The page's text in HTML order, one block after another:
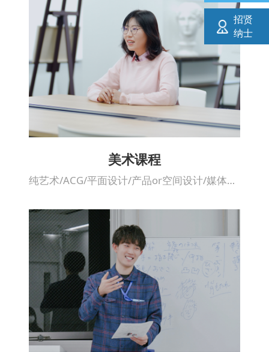
招贤
纳士
美术课程
纯艺术/ACG/平面设计/产品or空间设计/媒体交互设计or情报设计